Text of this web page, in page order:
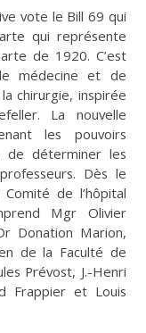
vote le Bill 69 qui
qui représente
de 1920. C’est
médecine et de
chirurgie, inspirée
La nouvelle
les pouvoirs
de déterminer les
Dès le
de l’hôpital
Mgr Olivier
Donation Marion,
de la Faculté de
Prévost, J.-Henri
Frappier et Louis